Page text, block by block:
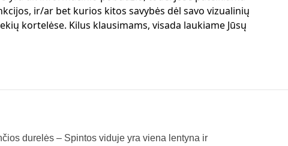
ir/ar bet kurios kitos savybės dėl savo vizualinių
kortelėse. Kilus klausimams, visada laukiame Jūsų
durelės – Spintos viduje yra viena lentyna ir